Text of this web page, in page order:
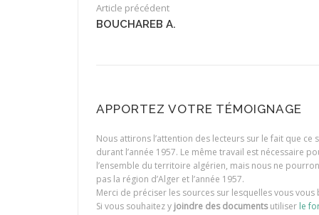
Article précédent
BOUCHAREB A.
APPORTEZ VOTRE TÉMOIGNAGE
Nous attirons l’attention des lecteurs sur le fait que
durant l’année 1957. Le même travail est nécessaire
l’ensemble du territoire algérien, mais nous ne
pas la région d’Alger et l’année 1957.
Merci de préciser les sources sur lesquelles vous vous
Si vous souhaitez y joindre des documentsutiliser le